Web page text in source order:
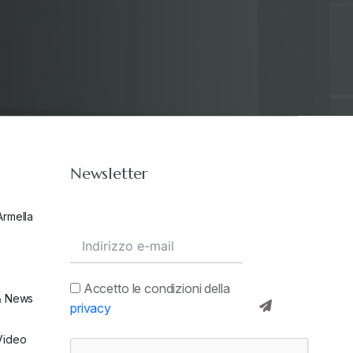
Stampa 2023
valore in dogana +
News
Newsletter
Accetto le condizioni della
privacy